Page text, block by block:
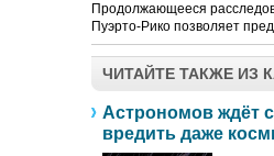
Продолжающееся
Пуэрто-Рико позволяет
ЧИТАЙТЕ ТАКЖЕ ИЗ
Астрономов ждёт
вредить даже